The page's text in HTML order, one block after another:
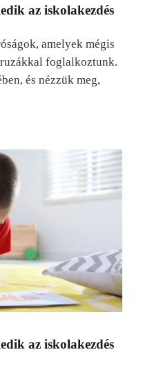
az iskolakezdés
amelyek mégis
foglalkoztunk.
és nézzük meg,
az iskolakezdés